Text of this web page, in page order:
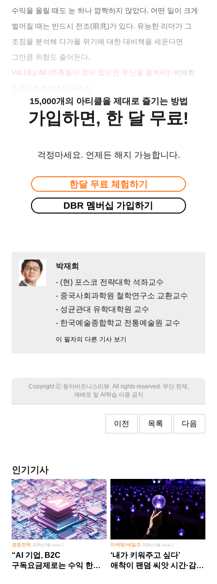
수익을 올릴 때도 눈 하나 깜짝하지 않았다. 어떤 일이 크게
벌어질 때는 반드시 전조(前兆)가 있다. 유능한 리더가 그
조짐을 분석해 다가올 위기에 대한 대비책을 세운다면
그만큼 위험도 줄어든다.
Vol.18 p.48 [주춧돌이 젖어 있으면 우산을 펼쳐라] · 박재희
15,000개의 아티클을 제대로 즐기는 방법
가입하면, 한 달 무료!
걱정마세요. 언제든 해지 가능합니다.
한달 무료 체험하기
DBR 멤버십 가입하기
박재희
- (현) 포스코 전략대학 석좌교수
- 중국사회과학원 철학연구소 교환교수
- 성균관대 유학대학원 교수
- 한국예술종합학교 전통예술원 교수
이 필자의 다른 기사 보기
Copyright Ⓒ 동아비즈니스리뷰. All rights reserved. 무단 전재,
재배포 및 AI학습 이용 금지
이전 목록 다음
인기기사
경영전략 2026년 5월 Issue 2
“AI 기업, B2C
구독요금제로는 수익 한계
마케팅/세일즈 2026년 8월 Issue 1
‘내가 키워주고 싶다’
애착이 팬덤 씨앗 시간·감정